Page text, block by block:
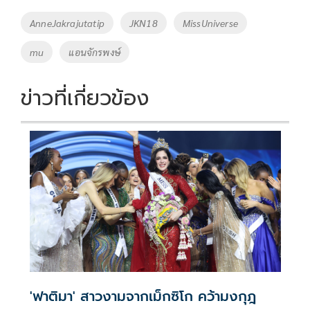
o Li
k
Tags
AnneJakrajutatip JKN18 MissUniverse
mu แอนจักรพงษ์
ข่าวที่เกี่ยวข้อง
'ฟาติมา' สาวงามจากเม็กซิโก คว้ามงกุฎ